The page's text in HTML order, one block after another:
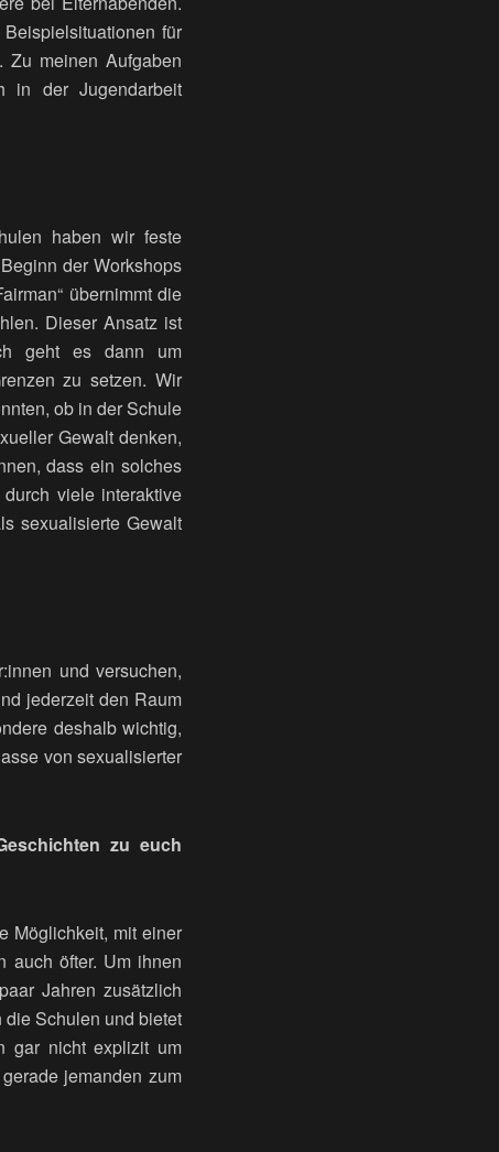
für
Zu meinen Aufgaben
in der Jugendarbeit
haben wir feste
der Workshops
übernimmt die
Dieser Ansatz ist
geht es dann um
zu setzen. Wir
ob in der Schule
Gewalt denken,
dass ein solches
viele interaktive
sexualisierte Gewalt
und versuchen,
jederzeit den Raum
deshalb wichtig,
von sexualisierter
zu euch
Möglichkeit, mit einer
auch öfter. Um ihnen
Jahren zusätzlich
Schulen und bietet
gar nicht explizit um
jemanden zum